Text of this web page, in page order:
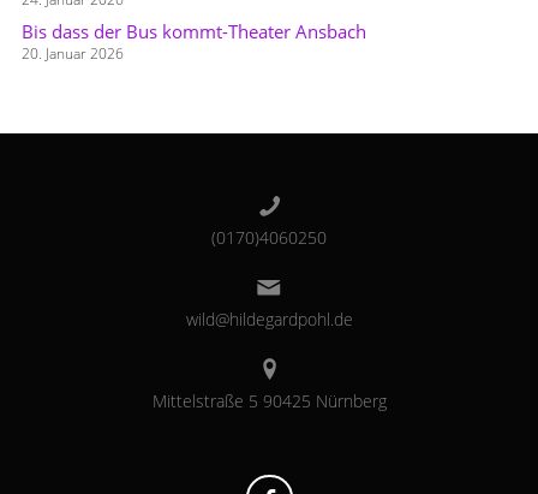
Bis dass der Bus kommt-Theater Ansbach
20. Januar 2026
(0170)4060250
wild@hildegardpohl.de
Mittelstraße 5 90425 Nürnberg